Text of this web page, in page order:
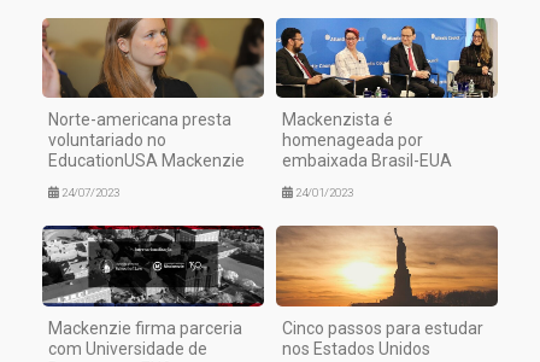
Norte-americana presta
voluntariado no
EducationUSA Mackenzie
24/07/2023
Mackenzista é
homenageada por
embaixada Brasil-EUA
24/01/2023
Mackenzie firma parceria
com Universidade de
Cinco passos para estudar
nos Estados Unidos